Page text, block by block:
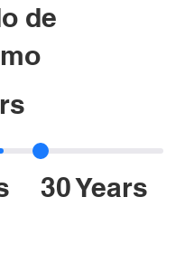
de
30 Years